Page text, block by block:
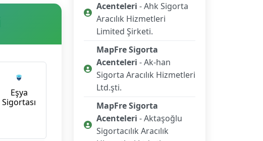
Eşya
Sigortası
Acenteleri - Ahk Sigorta
Aracılık Hizmetleri
Limited Şirketi.
MapFre Sigorta
Acenteleri - Ak-han
Sigorta Aracılık Hizmetleri
Ltd.şti.
MapFre Sigorta
Acenteleri - Aktaşoğlu
Sigortacılık Aracılık